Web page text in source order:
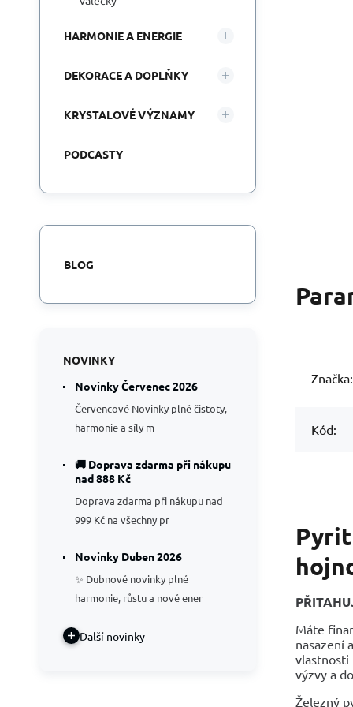
Značka:
Kód:
Pyrit
Máte
nasazení
vlastnosti
výzvy a
Železný
HARMONIE A ENERGIE
DEKORACE A DOPLŇKY
KRYSTALOVÉ VÝZNAMY
PODCASTY
BLOG
NOVINKY
Novinky Červenec 2026
Červencové Novinky plné čistoty,
harmonie a síly m
🚚 Doprava zdarma při nákupu
nad 888 Kč
Doprava zdarma při nákupu nad
999 Kč na všechny pr
Novinky Duben 2026
✨ Dubnové novinky plné
harmonie, růstu a nové ener
Další novinky